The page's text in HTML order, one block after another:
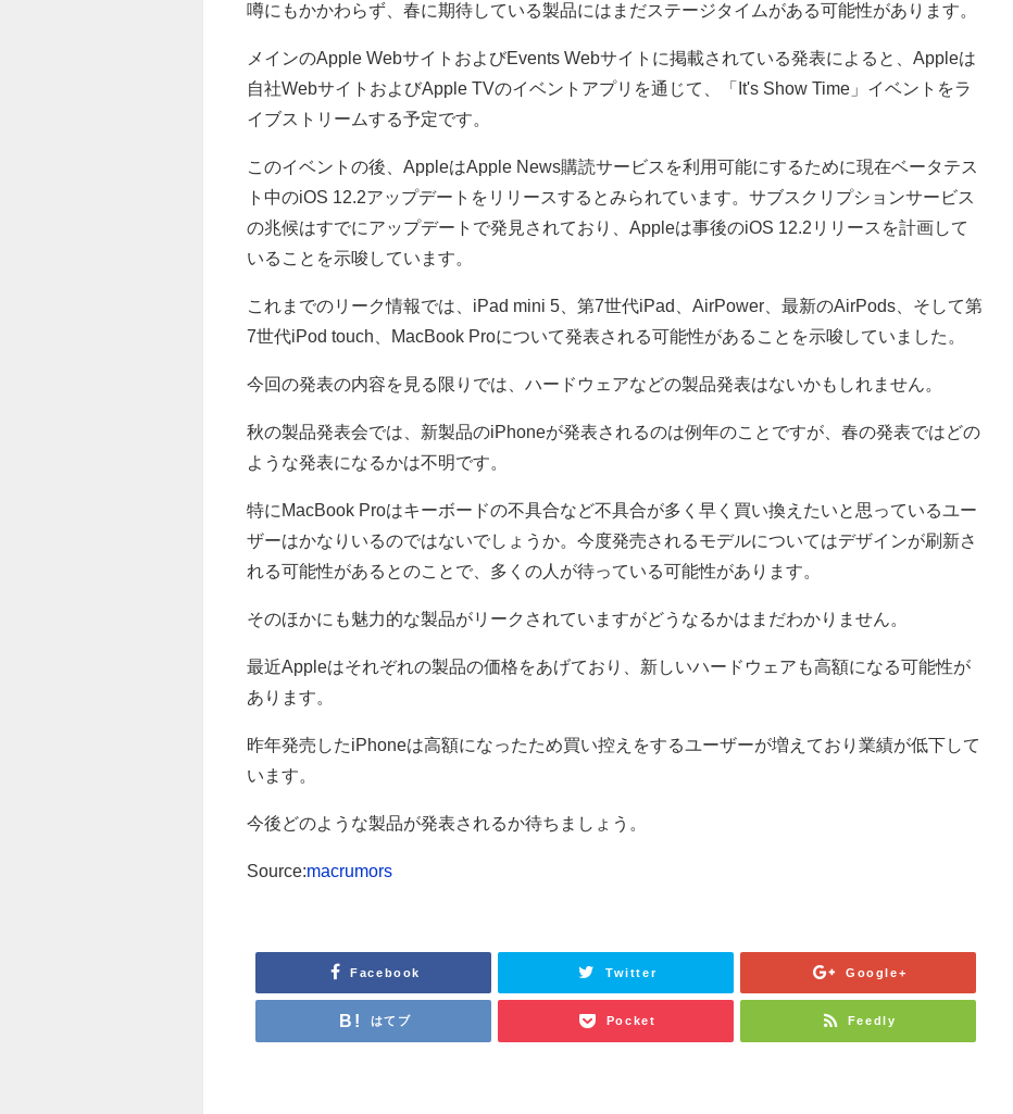
噂にもかかわらず、春に期待している製品にはまだステージタイムがある可能性があります。
メインのApple WebサイトおよびEvents Webサイトに掲載されている発表によると、Appleは
自社WebサイトおよびApple TVのイベントアプリを通じて、「It's Show Time」イベントをラ
イブストリームする予定です。
このイベントの後、AppleはApple News購読サービスを利用可能にするために現在ベータテス
ト中のiOS 12.2アップデートをリリースするとみられています。サブスクリプションサービス
の兆候はすでにアップデートで発見されており、Appleは事後のiOS 12.2リリースを計画して
いることを示唆しています。
これまでのリーク情報では、iPad mini 5、第7世代iPad、AirPower、最新のAirPods、そして第
7世代iPod touch、MacBook Proについて発表される可能性があることを示唆していました。
今回の発表の内容を見る限りでは、ハードウェアなどの製品発表はないかもしれません。
秋の製品発表会では、新製品のiPhoneが発表されるのは例年のことですが、春の発表ではどの
ような発表になるかは不明です。
特にMacBook Proはキーボードの不具合など不具合が多く早く買い換えたいと思っているユー
ザーはかなりいるのではないでしょうか。今度発売されるモデルについてはデザインが刷新さ
れる可能性があるとのことで、多くの人が待っている可能性があります。
そのほかにも魅力的な製品がリークされていますがどうなるかはまだわかりません。
最近Appleはそれぞれの製品の価格をあげており、新しいハードウェアも高額になる可能性が
あります。
昨年発売したiPhoneは高額になったため買い控えをするユーザーが増えており業績が低下して
います。
今後どのような製品が発表されるか待ちましょう。
Source:macrumors
Facebook Twitter Google+
はてブ Pocket Feedly